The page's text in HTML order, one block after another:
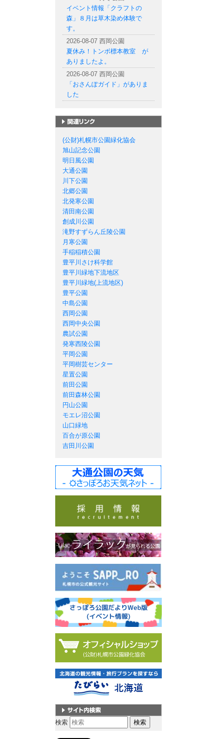
イベント情報「クラフトの
森」８月は草木染め体験で
す。
2026-08-07 西岡公園
夏休み！トンボ標本教室 が
ありましたよ。
2026-08-07 西岡公園
「おさんぽガイド」がありま
した
(公財)札幌市公園緑化協会
旭山記念公園
明日風公園
大通公園
川下公園
北郷公園
北発寒公園
清田南公園
創成川公園
滝野すずらん丘陵公園
月寒公園
手稲稲積公園
豊平川さけ科学館
豊平川緑地下流地区
豊平川緑地(上流地区)
豊平公園
中島公園
西岡公園
西岡中央公園
農試公園
発寒西陵公園
平岡公園
平岡樹芸センター
星置公園
前田公園
前田森林公園
円山公園
モエレ沼公園
山口緑地
百合が原公園
吉田川公園
サイト内検索
検索